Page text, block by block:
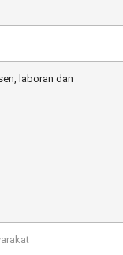
laboran dan